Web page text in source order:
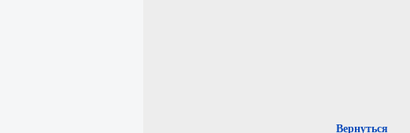
Вернуться